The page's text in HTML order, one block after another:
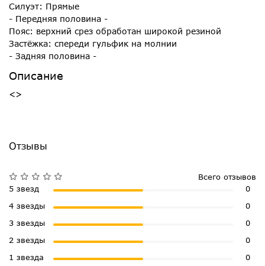
Силуэт: Прямые
- Передняя половина -
Пояс: верхний срез обработан широкой резиной
Застёжка: спереди гульфик на молнии
- Задняя половина -
Описание
<>
Отзывы
Всего отзывов
5 звезд
0
4 звезды
0
3 звезды
0
2 звезды
0
1 звезда
0